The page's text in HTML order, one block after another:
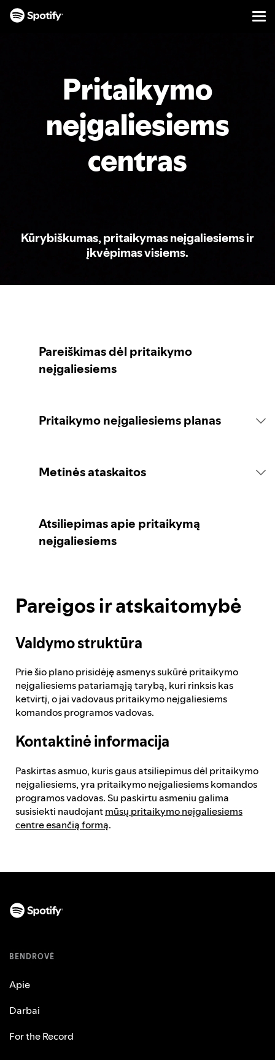
Pritaikymo
neįgaliesiems
centras
Kūrybiškumas, pritaikymas neįgaliesiems ir
įkvėpimas visiems.
Pareiškimas dėl pritaikymo
neįgaliesiems
Pritaikymo neįgaliesiems planas
Konsultacijos
Ataskaitų apie pažangą teikimas
Pareigos ir atskaitomybė
Metinės ataskaitos
Atsiliepimas apie pritaikymą
neįgaliesiems
Pareigos ir atskaitomybė
Valdymo struktūra
Prie šio plano prisidėję asmenys sukūrė pritaikymo
neįgaliesiems patariamąją tarybą, kuri rinksis kas
ketvirtį, o jai vadovaus pritaikymo neįgaliesiems
komandos programos vadovas.
Kontaktinė informacija
Paskirtas asmuo, kuris gaus atsiliepimus dėl pritaikymo
neįgaliesiems, yra pritaikymo neįgaliesiems komandos
programos vadovas. Su paskirtu asmeniu galima
susisiekti naudojantmūsų pritaikymo neįgaliesiems
centre esančią formą.
BENDROVĖ
Apie
Darbai
For the Record